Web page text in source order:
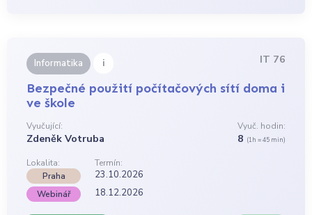
Informatika i IT 76
Bezpečné použití počítačových sítí doma i
ve škole
Vyučující:
Zdeněk Votruba
Vyuč. hodin:
8 (1h = 45 min)
Lokalita:
Termín:
Praha
23.10.2026
Webinář 18.12.2026